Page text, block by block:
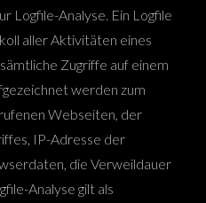
Logfile-Analyse. Ein Logfile
aller Aktivitäten eines
Zugriffe auf einem
werden zum
Webseiten, der
IP-Adresse der
die Verweildauer
Analyse gilt als